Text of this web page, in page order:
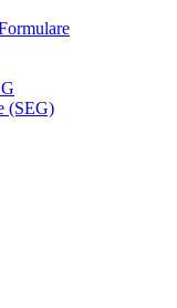
(SEG)